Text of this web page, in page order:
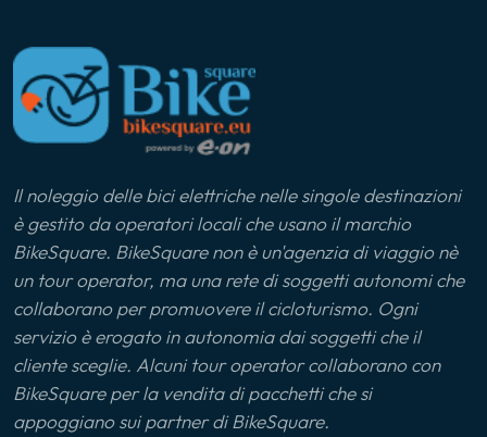
Il noleggio delle bici elettriche nelle singole destinazioni
è gestito da operatori locali che usano il marchio
BikeSquare. BikeSquare non è un'agenzia di viaggio nè
un tour operator, ma una rete di soggetti autonomi che
collaborano per promuovere il cicloturismo. Ogni
servizio è erogato in autonomia dai soggetti che il
cliente sceglie. Alcuni tour operator collaborano con
BikeSquare per la vendita di pacchetti che si
appoggiano sui partner di BikeSquare.